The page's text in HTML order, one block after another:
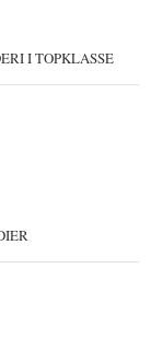
I TOPKLASSE